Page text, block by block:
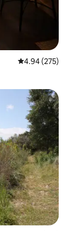
平均评分 4.94
4.94 (275)